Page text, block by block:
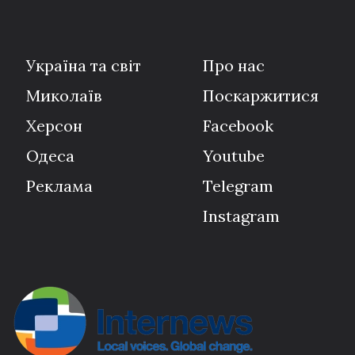
Україна та світ
Миколаїв
Херсон
Одеса
Реклама
Про нас
Поскаржитися
Facebook
Youtube
Telegram
Instagram